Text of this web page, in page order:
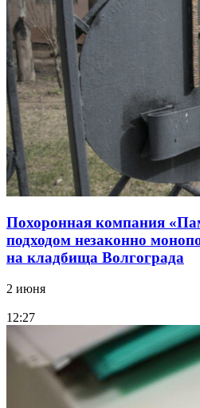
Похоронная компания
подходом незаконно
на кладбища Волгограда
2 июня
12:27